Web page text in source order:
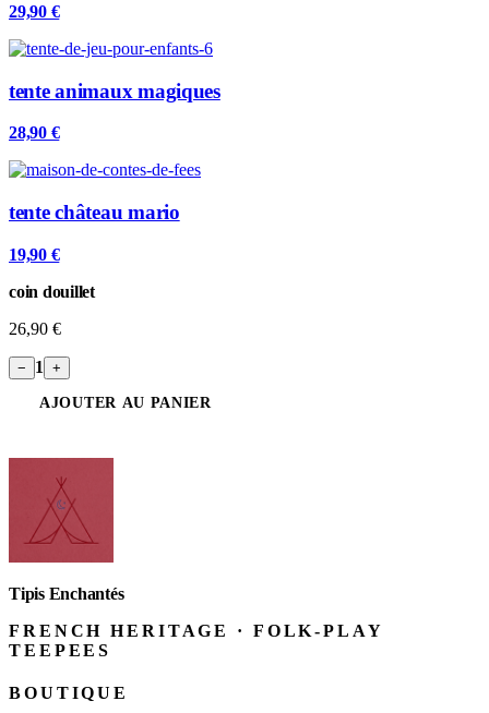
29,90 €
tente animaux magiques
28,90 €
tente château mario
19,90 €
coin douillet
26,90 €
− 1 +
AJOUTER AU PANIER
Tipis Enchantés
FRENCH HERITAGE · FOLK-PLAY
TEEPEES
BOUTIQUE